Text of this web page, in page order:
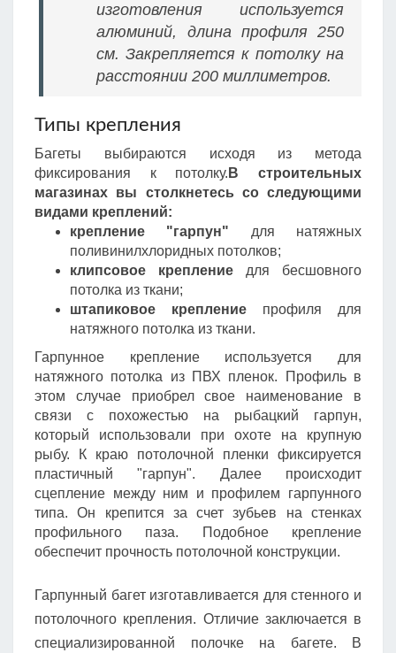
изготовления используется
алюминий, длина профиля 250
см. Закрепляется к потолку на
расстоянии 200 миллиметров.
Типы крепления
Багеты выбираются исходя из метода
фиксирования к потолку. В строительных
магазинах вы столкнетесь со следующими
видами креплений:
крепление "гарпун" для натяжных
поливинилхлоридных потолков;
клипсовое крепление для бесшовного
потолка из ткани;
штапиковое крепление профиля для
натяжного потолка из ткани.
Гарпунное крепление используется для
натяжного потолка из ПВХ пленок. Профиль в
этом случае приобрел свое наименование в
связи с похожестью на рыбацкий гарпун,
который использовали при охоте на крупную
рыбу. К краю потолочной пленки фиксируется
пластичный "гарпун". Далее происходит
сцепление между ним и профилем гарпунного
типа. Он крепится за счет зубьев на стенках
профильного паза. Подобное крепление
обеспечит прочность потолочной конструкции.
Гарпунный багет изготавливается для стенного и
потолочного крепления. Отличие заключается в
специализированной полочке на багете. В